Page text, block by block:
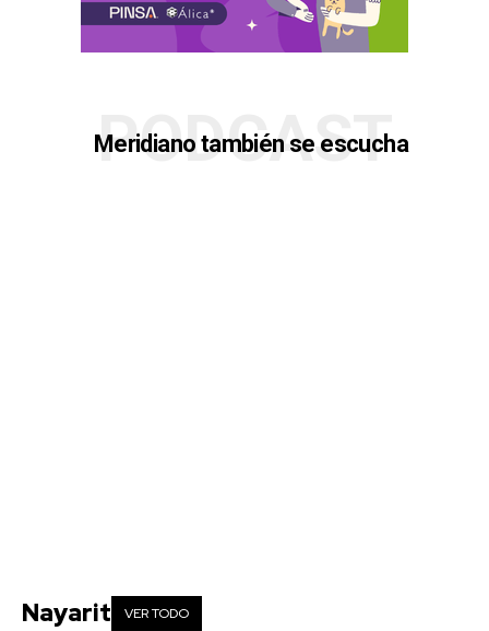
Meridiano también se escucha
PODCAST
Nayarit VER TODO